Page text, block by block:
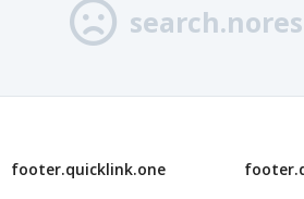
footer.quicklink.one